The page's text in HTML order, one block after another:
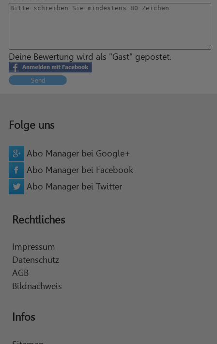
Deine Bewertung wird als "Gast" gepostet.
Send
Folge uns
Abo Manager bei Google+
Abo Manager bei Facebook
Abo Manager bei Twitter
Rechtliches
Impressum
Datenschutz
AGB
Bildnachweis
Infos